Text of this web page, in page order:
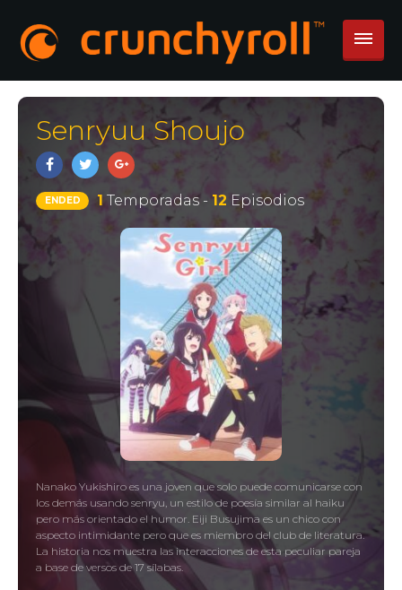
Senryuu Shoujo
ENDED 1Temporadas - 12 Episodios
Nanako Yukishiro es una joven que solo puede comunicarse con
los demás usando senryu, un estilo de poesía similar al haiku
pero más orientado el humor. Eiji Busujima es un chico con
aspecto intimidante pero que es miembro del club de literatura.
La historia nos muestra las interacciones de esta peculiar pareja
a base de versos de 17 sílabas.